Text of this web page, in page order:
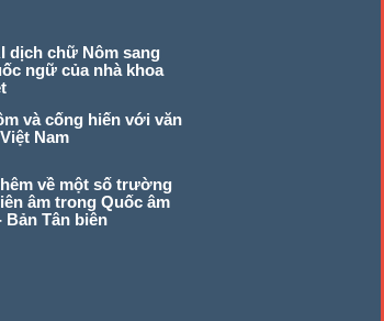
dịch chữ Nôm sang
ngữ của nhà khoa
và cống hiến với văn
Nam
về một số trường
âm trong Quốc âm
Bản Tân biên